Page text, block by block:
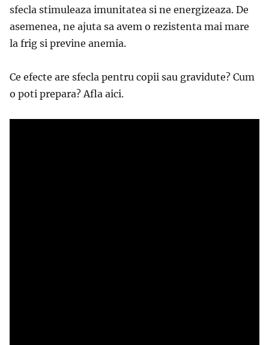
sfecla stimuleaza imunitatea si ne energizeaza. De
asemenea, ne ajuta sa avem o rezistenta mai mare
la frig si previne anemia.
Ce efecte are sfecla pentru copii sau gravidute? Cum
o poti prepara? Afla aici.